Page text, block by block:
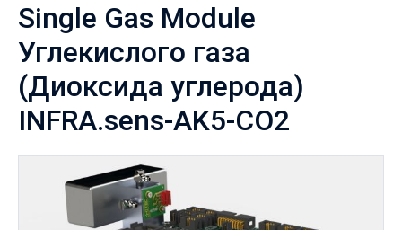
Single Gas Module
Углекислого газа
(Диоксида углерода)
INFRA.sens-AK5-CO2